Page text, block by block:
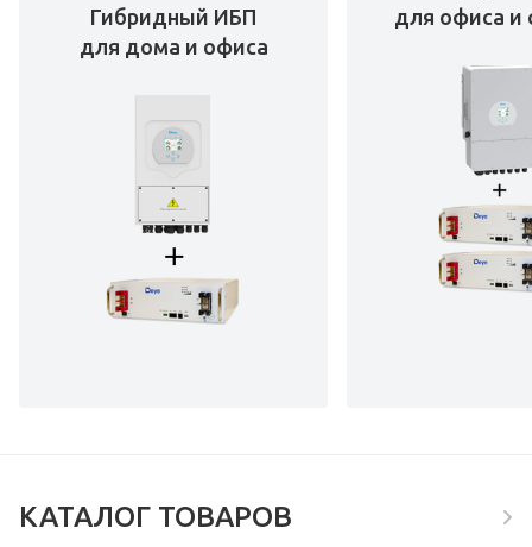
Гибридный ИБП
для дома и офиса
для офиса и
КАТАЛОГ ТОВАРОВ